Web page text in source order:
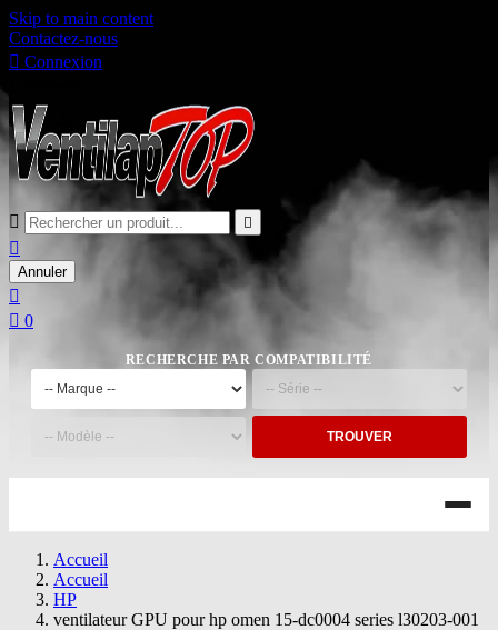
Skip to main content
Contactez-nous
 Connexion
 

Annuler

 0
RECHERCHE PAR COMPATIBILITÉ
TROUVER
Accueil
Accueil
HP
ventilateur GPU pour hp omen 15-dc0004 series l30203-001